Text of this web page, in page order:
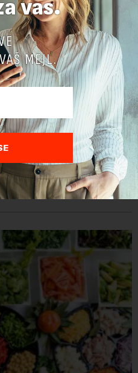
nedeljom, zbog niskog
teret
zbog niskog vodostaja
četiri pokrajine privremeno
nedeljom.Najvažnija
vas.
MEJL.